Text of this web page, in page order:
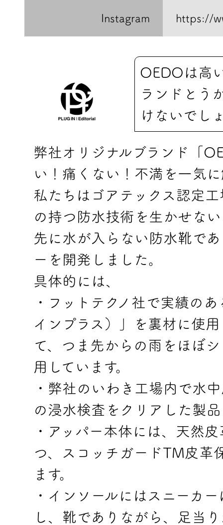
Instagram https://
OEDOは高
ランドとう
けないでし
弊社オリジナルブランド「
い！痛くない！不満を一気
私たちはゴアテックス認定
の持つ防水技術を生かせな
先に水が入らない防水靴で
ーを開発しました。
具体的には、
・フットテクノ社で実績の
インプラス）」を裏材に使
て、つま先からの雨をほぼ
用しています。
・弊社のいわき工場内で水
の浸水検査をクリアした製品
・アッパー本体には、天然
つ、スコッチガードTM皮革
ます。
・インソールにはスニーカ
し、靴でありながら、足当